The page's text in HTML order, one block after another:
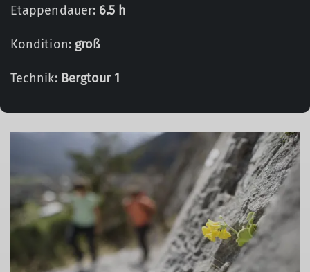
Etappendauer: 6.5 h
Kondition: groß
Technik: Bergtour 1